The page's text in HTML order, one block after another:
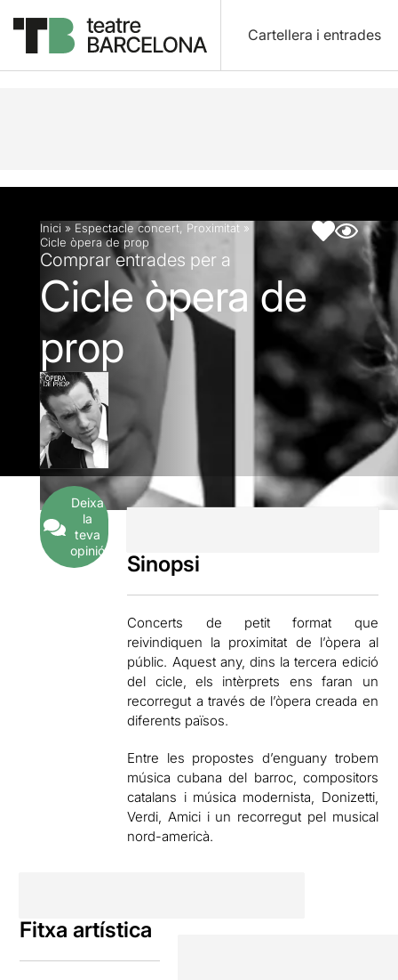
Cartellera i entrades
Descripció Fitxa artística
Inici » Espectacle concert, Proximitat »
Cicle òpera de prop
Comprar entrades per a
Cicle òpera de
prop
Deixa
la
teva
opinió
Sinopsi
Concerts de petit format que
reivindiquen la proximitat de l’òpera al
públic. Aquest any, dins la tercera edició
del cicle, els intèrprets ens faran un
recorregut a través de l’òpera creada en
diferents països.
Entre les propostes d’enguany trobem
música cubana del barroc, compositors
catalans i música modernista, Donizetti,
Verdi, Amici i un recorregut pel musical
nord-americà.
Fitxa artística